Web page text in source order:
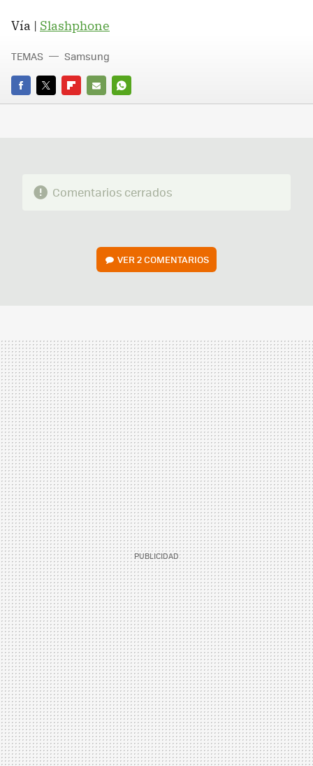
Vía | Slashphone
FACEBOOK
TWITTERFLIPBOARD
E-
WHATSAPP
TEMAS Samsung
Comentarios cerrados
VER2 COMENTARIOS